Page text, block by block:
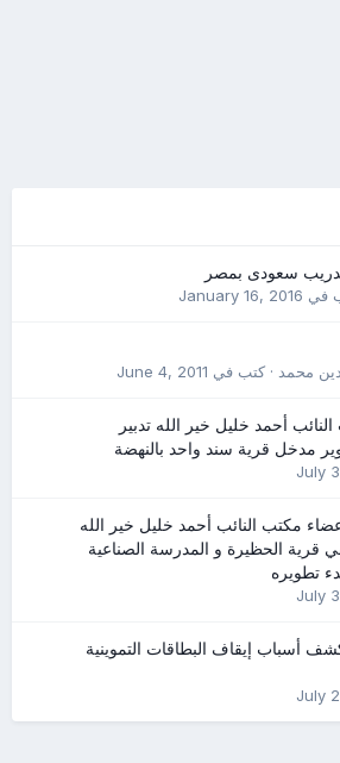
سعودى بمصر
في January 16, 2016
محمد· كتب في June 4, 2011
أحمد خليل خير الله تدبير
مدخل قرية سند واحد بالنهضة
July 3
مكتب النائب أحمد خليل خير الله
قرية الحظيرة و المدرسة الصناعية
تطويره
July 3
أسباب إيقاف البطاقات التموينية
July 2